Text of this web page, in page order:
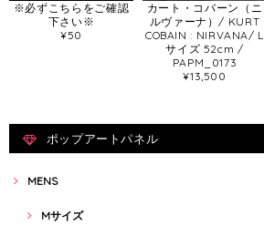
※必ずこちらをご確認
下さい※
¥50
カート・コバーン（ニ
ルヴァーナ）/ KURT
COBAIN : NIRVANA/ L
サイズ 52cm /
PAPM_0173
¥13,500
ポップアートパネル
MENS
Mサイズ